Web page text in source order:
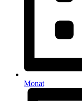
Monat